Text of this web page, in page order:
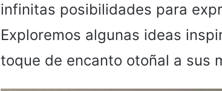
infinitas posibilidades para
Exploremos algunas ideas
toque de encanto otoñal a sus